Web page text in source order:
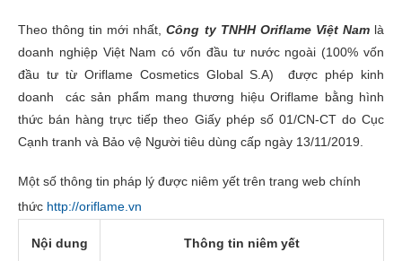
Theo thông tin mới nhất,Công ty TNHH Oriflame Việt Namlà
doanh nghiệp Việt Nam có vốn đầu tư nước ngoài (100% vốn
đầu tư từ Oriflame Cosmetics Global S.A) được phép kinh
doanh các sản phẩm mang thương hiệu Oriflame bằng hình
thức bán hàng trực tiếp theo Giấy phép số 01/CN-CT do Cục
Cạnh tranh và Bảo vệ Người tiêu dùng cấp ngày 13/11/2019.
Một số thông tin pháp lý được niêm yết trên trang web chính
thức http://oriflame.vn
Nội dung Thông tin niêm yết